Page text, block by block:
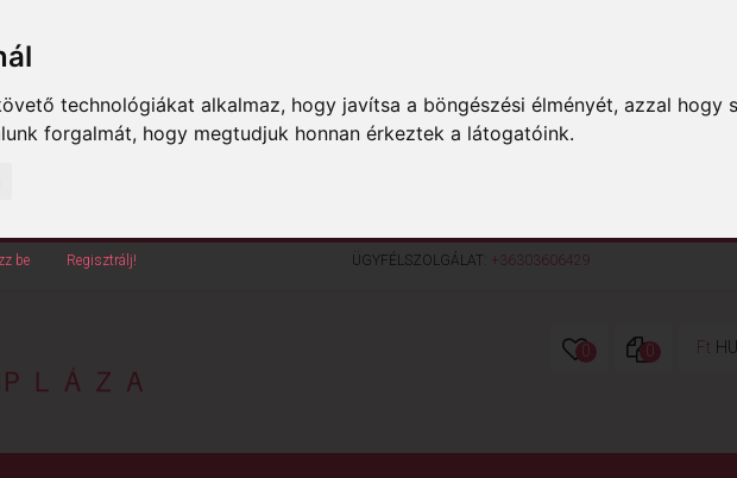
technológiákat alkalmaz, hogy javítsa a böngészési élményét, azzal
forgalmát, hogy megtudjuk honnan érkeztek a látogatóink.
be Regisztrálj! ÜGYFÉLSZOLGÁLAT: +36303606429
0 0 Ft